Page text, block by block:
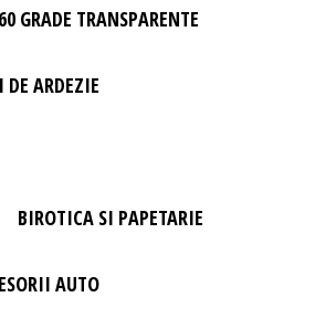
GRADE TRANSPARENTE
DE ARDEZIE
BIROTICA SI PAPETARIE
AUTO